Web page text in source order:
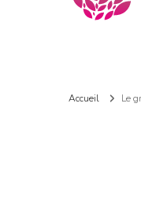
Accueil Le